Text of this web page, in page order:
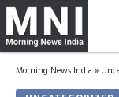
Morning News India »